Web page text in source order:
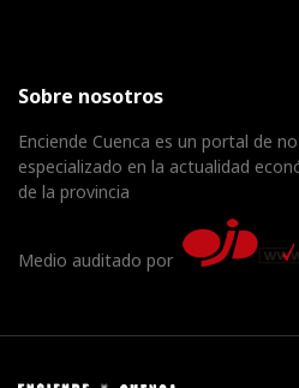
Sobre nosotros
Enciende Cuenca es un portal de
especializado en la actualidad
de la provincia
Medio auditado por